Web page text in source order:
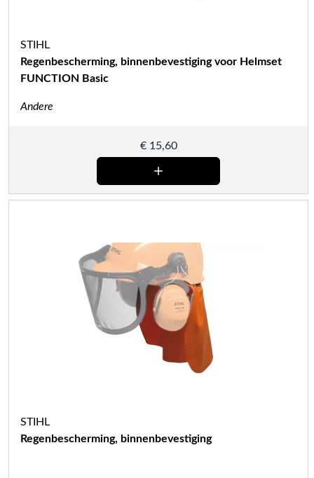
STIHL
Regenbescherming, binnenbevestiging voor Helmset
FUNCTION Basic
Andere
€15,60
STIHL
Regenbescherming, binnenbevestiging